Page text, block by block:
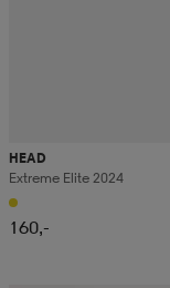
HEAD
Extreme Elite 2024
160,-